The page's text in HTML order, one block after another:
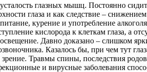
глазных мышц. Постоянно
глаза и как следствие –
курение и употребление
кислорода к клеткам глаза, а
Давно доказано – слишком
Казалось бы, при чем тут
Травмы спины, последствия
и вирусные заболевания